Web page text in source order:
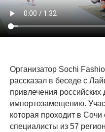
Организатор Sochi
рассказал в беседе с
привлечения российских
импортозамещению.
которая проходит в Сочи
специалисты из 57